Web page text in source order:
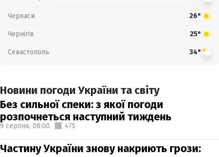
Черкаси 26°
Чернігів 25°
Севастополь 34°
Новини погоди України та світу
Без сильної спеки: з якої погоди
розпочнеться наступний тиждень
9 серпня, 08:00 475
Частину України знову накриють грози: